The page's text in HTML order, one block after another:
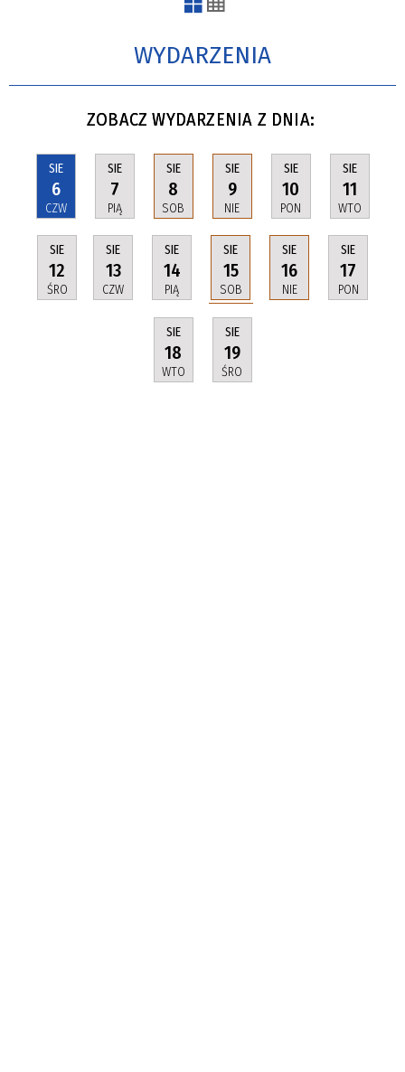
WYDARZENIA
ZOBACZ WYDARZENIA Z DNIA:
SIE
6
CZW
SIE
7
PIĄ
SIE
8
SOB
SIE
9
NIE
SIE
10
PON
SIE
11
WTO
SIE
12
ŚRO
SIE
13
CZW
SIE
14
PIĄ
SIE
15
SOB
SIE
16
NIE
SIE
17
PON
SIE
18
WTO
SIE
19
ŚRO